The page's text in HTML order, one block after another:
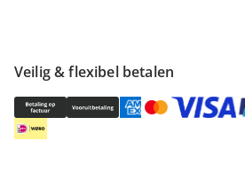
Veilig & flexibel betalen